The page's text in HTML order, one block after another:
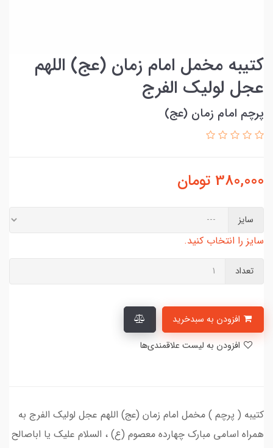
کتیبه مخمل امام زمان (عج) اللهم
عجل لولیک الفرج
پرچم امام زمان (عج)
380,000 تومان
سایز
سایز را انتخاب کنید.
تعداد
کتیبه ( پرچم ) مخمل امام زمان (عج) اللهم عجل لولیک الفرج به
همراه اسامی مبارک چهارده معصوم (ع) ، السلام علیک یا اباصالح